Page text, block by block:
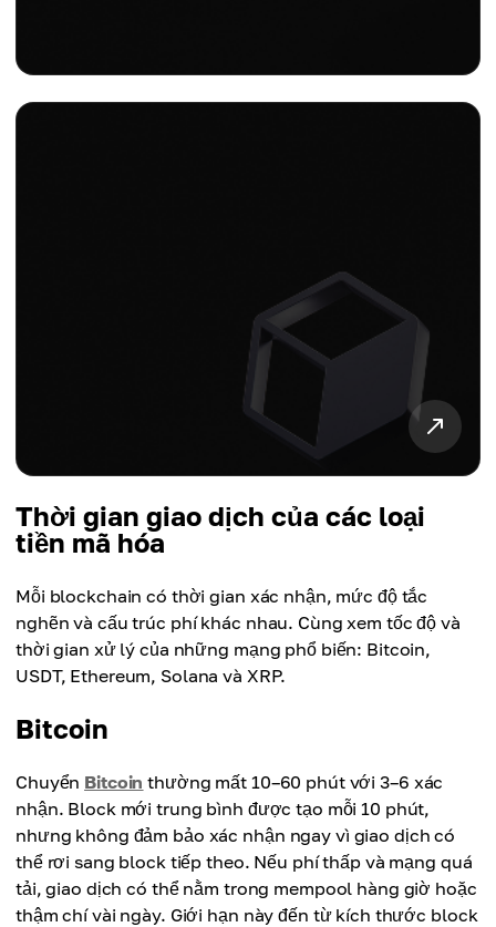
Thời gian giao dịch của các loại
tiền mã hóa
Mỗi blockchain có thời gian xác nhận, mức độ tắc
nghẽn và cấu trúc phí khác nhau. Cùng xem tốc độ và
thời gian xử lý của những mạng phổ biến: Bitcoin,
USDT, Ethereum, Solana và XRP.
Bitcoin
Chuyển Bitcoin thường mất 10–60 phút với 3–6 xác
nhận. Block mới trung bình được tạo mỗi 10 phút,
nhưng không đảm bảo xác nhận ngay vì giao dịch có
thể rơi sang block tiếp theo. Nếu phí thấp và mạng quá
tải, giao dịch có thể nằm trong mempool hàng giờ hoặc
thậm chí vài ngày. Giới hạn này đến từ kích thước block